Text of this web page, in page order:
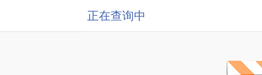
正在查询中